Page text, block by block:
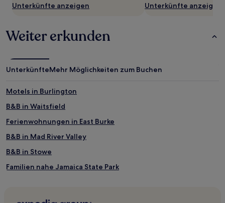
Unterkünfte anzeigen Unterkünfte anzeigen
Weiter erkunden
UnterkünfteMehr Möglichkeiten zum Buchen
Motels in Burlington
B&B in Waitsfield
Ferienwohnungen in East Burke
B&B in Mad River Valley
B&B in Stowe
Familien nahe Jamaica State Park